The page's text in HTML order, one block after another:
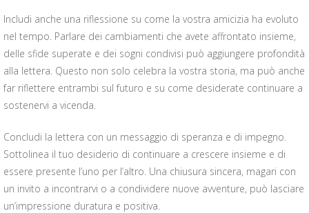
Includi anche una riflessione su come la vostra amicizia ha evoluto
nel tempo. Parlare dei cambiamenti che avete affrontato insieme,
delle sfide superate e dei sogni condivisi può aggiungere profondità
alla lettera. Questo non solo celebra la vostra storia, ma può anche
far riflettere entrambi sul futuro e su come desiderate continuare a
sostenervi a vicenda.
Concludi la lettera con un messaggio di speranza e di impegno.
Sottolinea il tuo desiderio di continuare a crescere insieme e di
essere presente l’uno per l’altro. Una chiusura sincera, magari con
un invito a incontrarvi o a condividere nuove avventure, può lasciare
un’impressione duratura e positiva.